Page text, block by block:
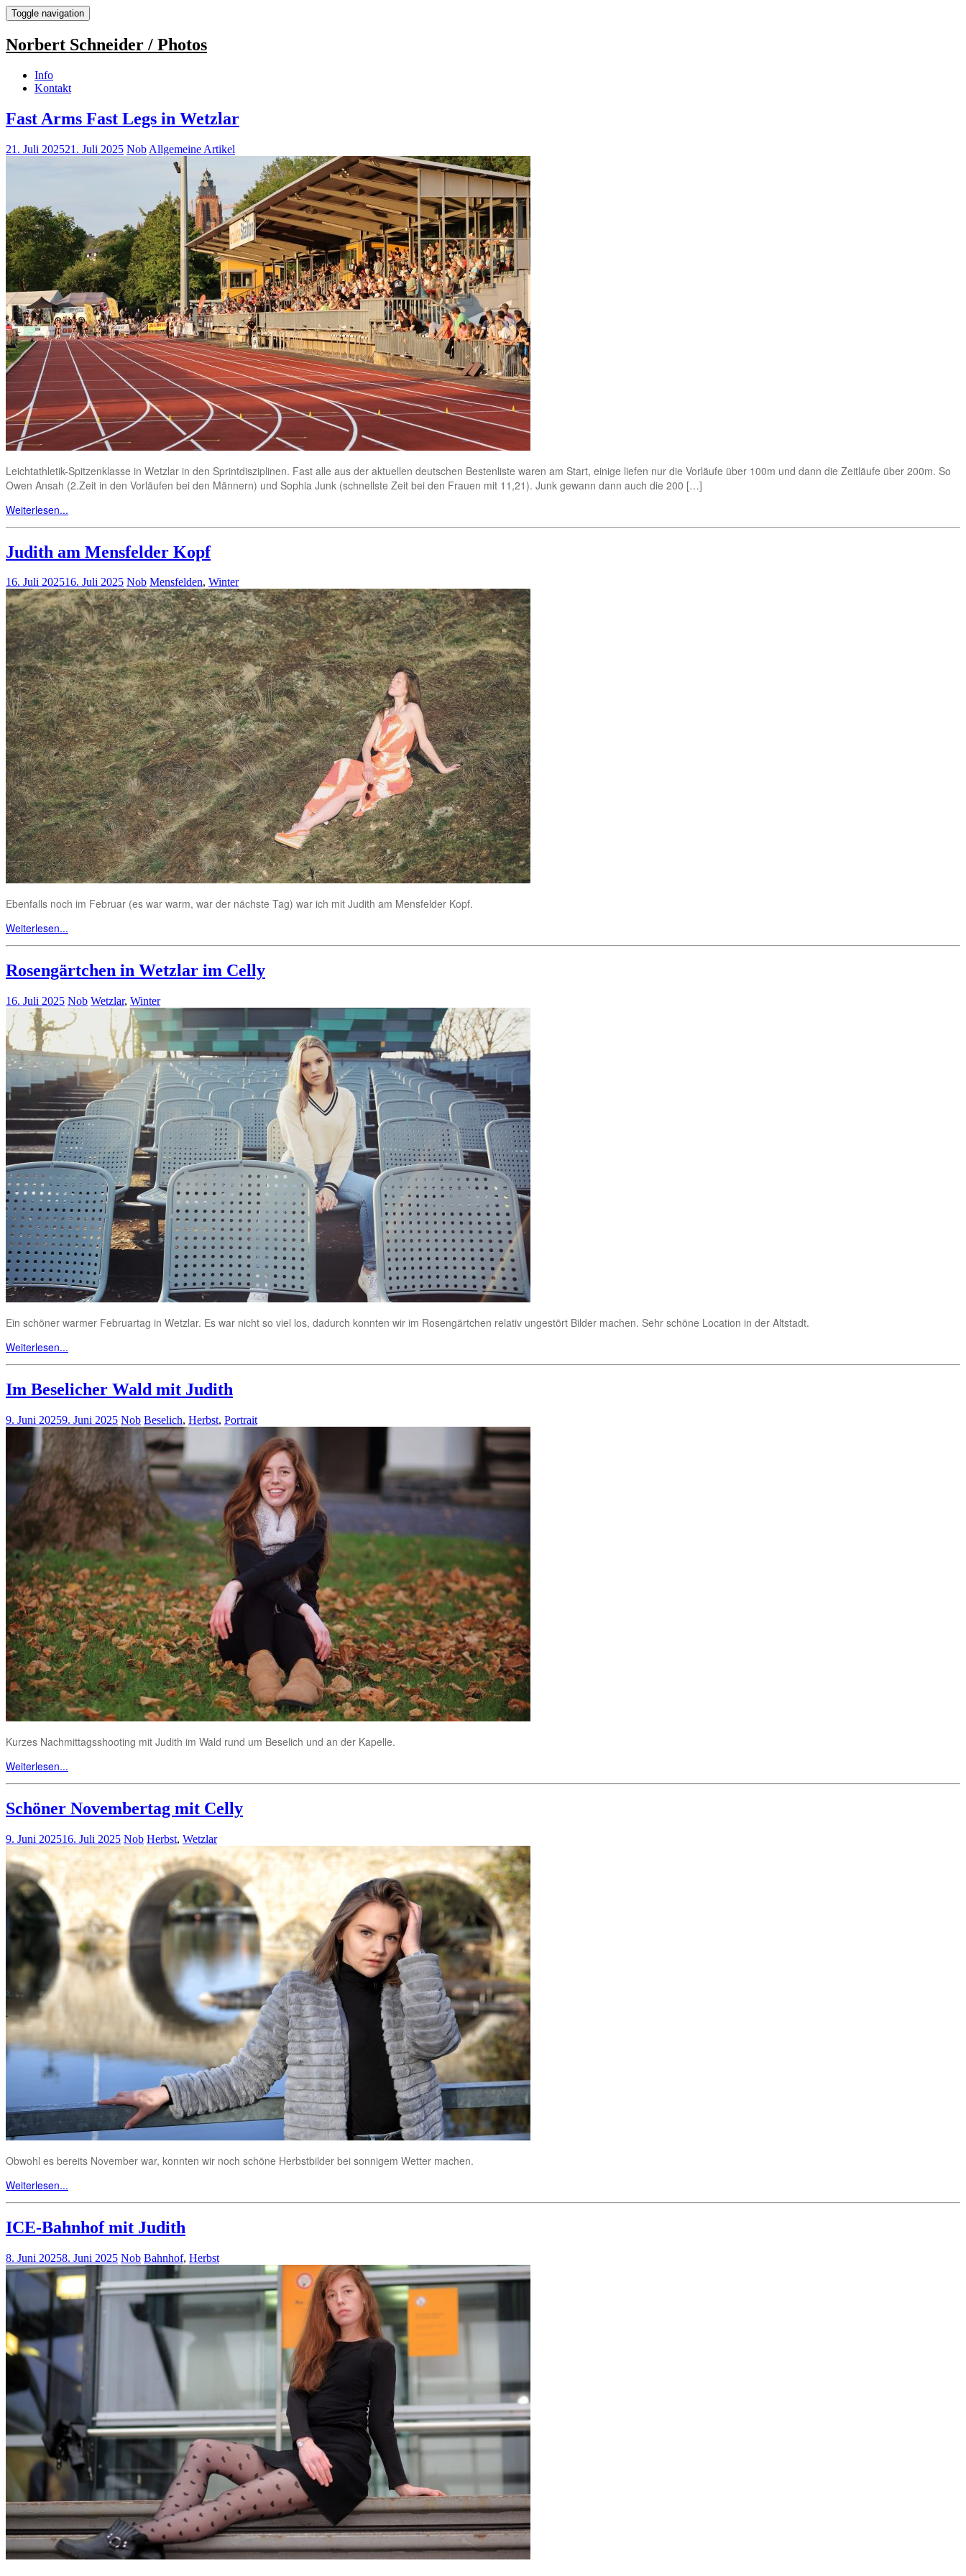
Toggle navigation
Norbert Schneider / Photos
Info
Kontakt
Fast Arms Fast Legs in Wetzlar
21. Juli 202521. Juli 2025 Nob Allgemeine Artikel
Leichtathletik-Spitzenklasse in Wetzlar in den Sprintdisziplinen. Fast alle aus der aktuellen deutschen Bestenliste waren am Start, einige liefen nur die Vorläufe über 100m und dann die Zeitläufe über 200m. So
Owen Ansah (2.Zeit in den Vorläufen bei den Männern) und Sophia Junk (schnellste Zeit bei den Frauen mit 11,21). Junk gewann dann auch die 200 […]
Weiterlesen...
Judith am Mensfelder Kopf
16. Juli 202516. Juli 2025 Nob Mensfelden, Winter
Ebenfalls noch im Februar (es war warm, war der nächste Tag) war ich mit Judith am Mensfelder Kopf.
Weiterlesen...
Rosengärtchen in Wetzlar im Celly
16. Juli 2025 Nob Wetzlar, Winter
Ein schöner warmer Februartag in Wetzlar. Es war nicht so viel los, dadurch konnten wir im Rosengärtchen relativ ungestört Bilder machen. Sehr schöne Location in der Altstadt.
Weiterlesen...
Im Beselicher Wald mit Judith
9. Juni 20259. Juni 2025 Nob Beselich, Herbst, Portrait
Kurzes Nachmittagsshooting mit Judith im Wald rund um Beselich und an der Kapelle.
Weiterlesen...
Schöner Novembertag mit Celly
9. Juni 202516. Juli 2025 Nob Herbst, Wetzlar
Obwohl es bereits November war, konnten wir noch schöne Herbstbilder bei sonnigem Wetter machen.
Weiterlesen...
ICE-Bahnhof mit Judith
8. Juni 20258. Juni 2025 Nob Bahnhof, Herbst